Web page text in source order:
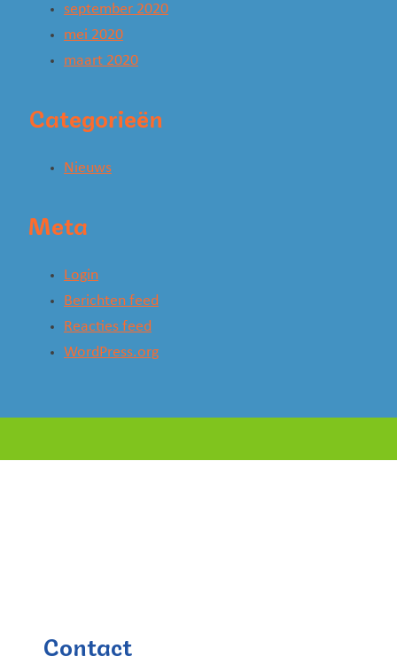
september 2020
mei 2020
maart 2020
Categorieën
Nieuws
Meta
Login
Berichten feed
Reacties feed
WordPress.org
Contact